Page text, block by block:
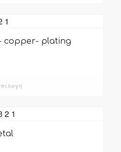
copper- plating